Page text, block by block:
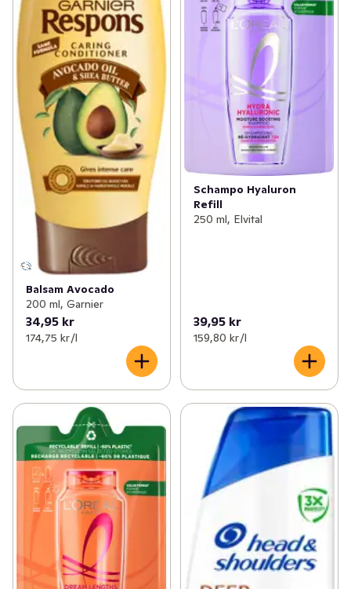
Balsam Avocado
200 ml, Garnier
34,95 kr
174,75 kr /l
Schampo Hyaluron
Refill
250 ml, Elvital
39,95 kr
159,80 kr /l